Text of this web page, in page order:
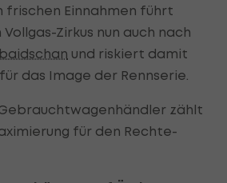
frischen Einnahmen führt
Zirkus nun auch nach
und riskiert damit
das Image der Rennserie.
zählt
für den Rechte-